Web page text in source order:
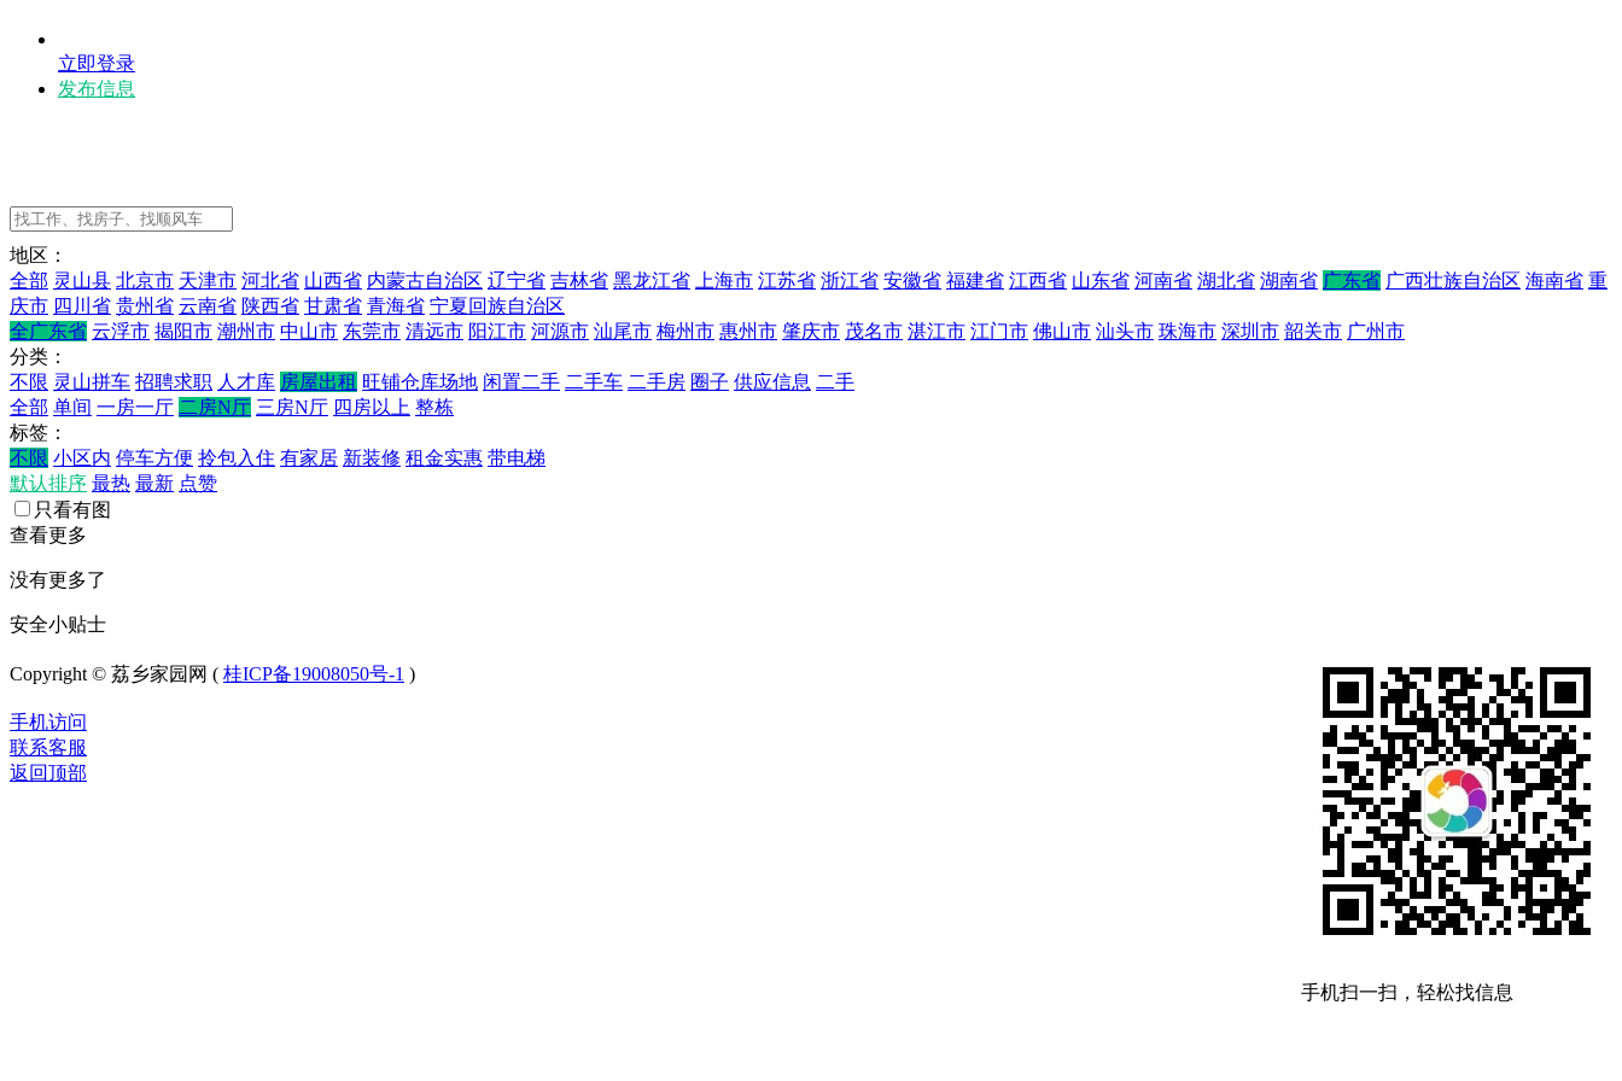
立即登录
发布信息
地区：
全部 灵山县 北京市 天津市 河北省 山西省 内蒙古自治区 辽宁省 吉林省 黑龙江省 上海市 江苏省 浙江省 安徽省 福建省 江西省 山东省 河南省 湖北省 湖南省 广东省 广西壮族自治区 海南省 重
庆市 四川省 贵州省 云南省 陕西省 甘肃省 青海省 宁夏回族自治区
全广东省 云浮市 揭阳市 潮州市 中山市 东莞市 清远市 阳江市 河源市 汕尾市 梅州市 惠州市 肇庆市 茂名市 湛江市 江门市 佛山市 汕头市 珠海市 深圳市 韶关市 广州市
分类：
不限 灵山拼车 招聘求职 人才库 房屋出租 旺铺仓库场地 闲置二手 二手车 二手房 圈子 供应信息 二手
全部 单间 一房一厅 二房N厅 三房N厅 四房以上 整栋
标签：
不限 小区内 停车方便 拎包入住 有家居 新装修 租金实惠 带电梯
默认排序 最热 最新 点赞
只看有图
查看更多
没有更多了
安全小贴士
手机扫一扫，轻松找信息
Copyright © 荔乡家园网 ( 桂ICP备19008050号-1 )
手机访问
联系客服
返回顶部